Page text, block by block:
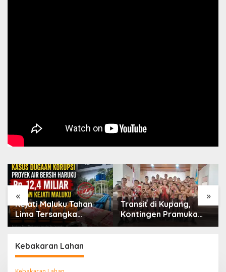
« »
Kejati Maluku Tahan
Lima Tersangka
Korupsi Proyek Air
Miliar
Transit di Kupang,
Kontingen Pramuka
Kebakaran Lahan